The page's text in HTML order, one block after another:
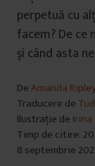
perpetuă cu
facem? De ce
și când asta
DeAmanda
Traducere de
Ilustrație de Irina
Timp de citire:
8 septembrie